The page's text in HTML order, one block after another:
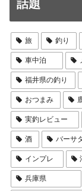
話題
旅 釣り
車中泊
福井県の釣り
おつまみ
実釣レビュー
酒 バーサ
インプレ
兵庫県